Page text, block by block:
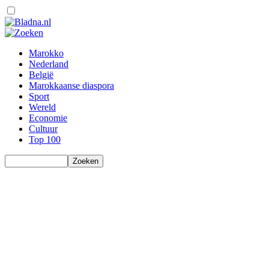
Marokko
Nederland
België
Marokkaanse diaspora
Sport
Wereld
Economie
Cultuur
Top 100